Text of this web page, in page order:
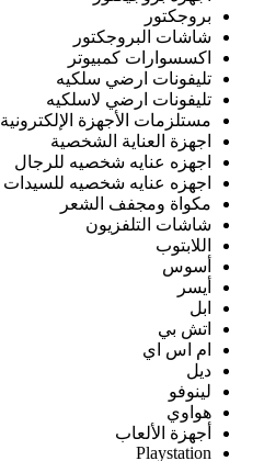
بروجكتور
شاشات البروجكتور
اكسسوارات كمبيوتر
تليفونات ارضي سلكيه
تليفونات ارضي لاسلكيه
مستلزمات الأجهزة الإلكترونية
اجهزة العناية الشخصية
اجهزه عنايه شخصيه للرجال
اجهزه عنايه شخصيه للسيدات
مكواة ومجفف الشعر
شاشات التلفزيون
اللابتوب
أسوس
أيسر
ابل
اتش بي
ام اس اي
ديل
لينوفو
هواوي
أجهزة الألعاب
Playstation